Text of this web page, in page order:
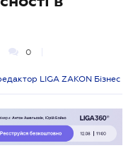
0
LIGA ZAKON Бізнес